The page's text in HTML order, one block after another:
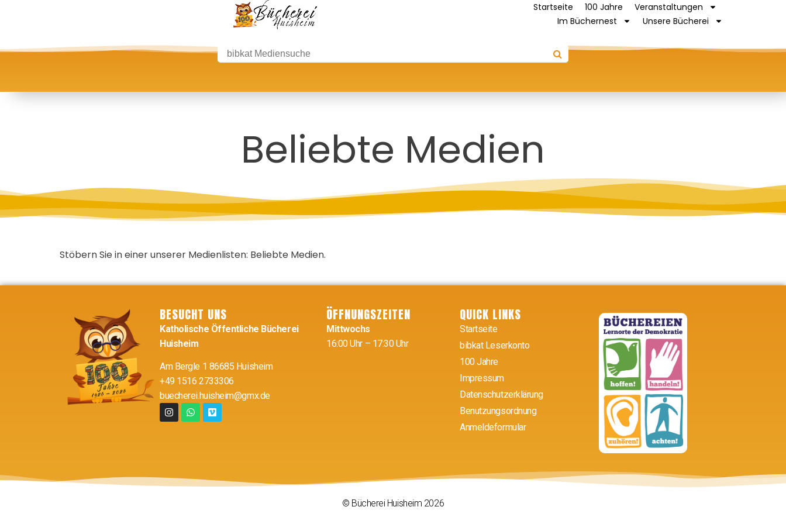
Startseite 100 Jahre
Veranstaltungen
Im Büchernest
Unsere Bücherei
Beliebte Medien
Stöbern Sie in einer unserer Medienlisten: Beliebte Medien.
BESUCHT UNS
Katholische Öffentliche Bücherei
Huisheim
Am Bergle 1 86685 Huisheim
+49 1516 2733306
buecherei.huisheim@gmx.de
ÖFFNUNGSZEITEN
Mittwochs
16:00 Uhr – 17:30 Uhr
QUICK LINKS
Startseite
bibkat Leserkonto
100 Jahre
Impressum
Datenschutzerklärung
Benutzungsordnung
Anmeldeformular
© Bücherei Huisheim 2026